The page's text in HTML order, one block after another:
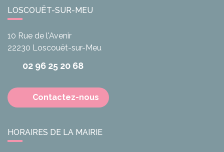
LOSCOUËT-SUR-MEU
10 Rue de l'Avenir
22230 Loscouët-sur-Meu
02 96 25 20 68
Contactez-nous
HORAIRES DE LA MAIRIE